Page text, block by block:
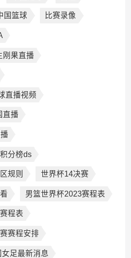
国篮球 比赛录像
刚果直播
直播视频
直播
分榜ds
规则 世界杯14决赛
男篮世界杯2023赛程表
程表
赛程安排
足最新消息